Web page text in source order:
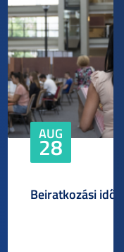
AUG
28
Beiratkozási